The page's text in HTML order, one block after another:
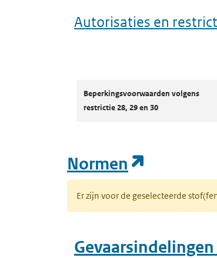
Autorisaties en
Beperkingsvoorwaarden volgens
restrictie 28, 29 en 30
Normen
Er zijn voor de geselecteerde
Gevaarsindelingen